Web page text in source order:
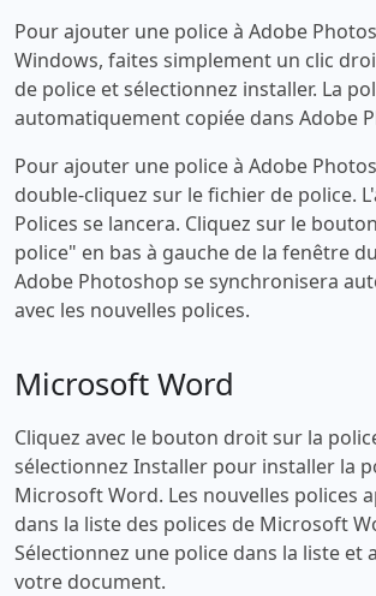
Pour ajouter une police à Adobe
Windows, faites simplement un clic
de police et sélectionnez installer. La
automatiquement copiée dans Adobe
Pour ajouter une police à Adobe
double-cliquez sur le fichier de police.
Polices se lancera. Cliquez sur le
police" en bas à gauche de la fenêtre
Adobe Photoshop se synchronisera
avec les nouvelles polices.
Microsoft Word
Cliquez avec le bouton droit sur la
sélectionnez Installer pour installer la
Microsoft Word. Les nouvelles polices
dans la liste des polices de Microsoft
Sélectionnez une police dans la liste et
votre document.